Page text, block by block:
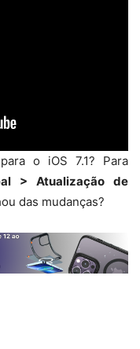
o iOS 7.1? Para
> Atualização de
das mudanças?